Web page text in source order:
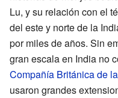
Lu, y su relación con el
del este y norte de la
por miles de años. Sin
gran escala en India no
Compañía Británica de
usaron grandes